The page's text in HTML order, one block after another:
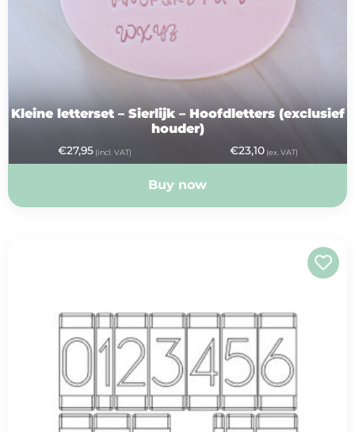
Kleine letterset – Sierlijk – Hoofdletters (exclusief
houder)
€27,95 (incl. VAT) €23,10 (ex. VAT)
Buy now